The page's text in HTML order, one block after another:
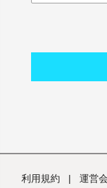
利用規約 | 運営